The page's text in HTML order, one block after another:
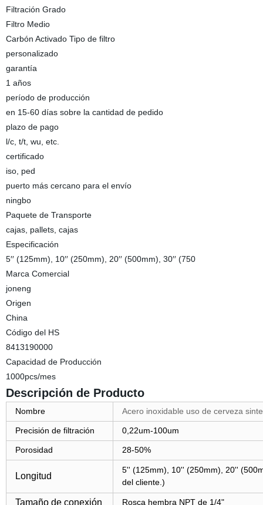
Filtración Grado
Filtro Medio
Carbón Activado Tipo de filtro
personalizado
garantía
1 años
período de producción
en 15-60 días sobre la cantidad de pedido
plazo de pago
l/c, t/t, wu, etc.
certificado
iso, ped
puerto más cercano para el envío
ningbo
Paquete de Transporte
cajas, pallets, cajas
Especificación
5′′ (125mm), 10′′ (250mm), 20′′ (500mm), 30′′ (750
Marca Comercial
joneng
Origen
China
Código del HS
8413190000
Capacidad de Producción
1000pcs/mes
Descripción de Producto
Nombre Acero inoxidable uso de cerveza
Precisión de filtración 0,22um-100um
Porosidad 28-50%
Longitud
5'' (125mm), 10'' (250mm), 20''
del cliente.)
Tamaño de conexión Rosca hembra NPT de 1/4"